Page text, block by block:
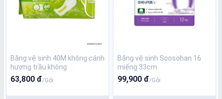
Băng vệ sinh 40M không cánh
hương trầu không
63,800 đ/Gói
Băng vệ sinh Soosohan 16
miếng 33cm
99,900 đ/Gói